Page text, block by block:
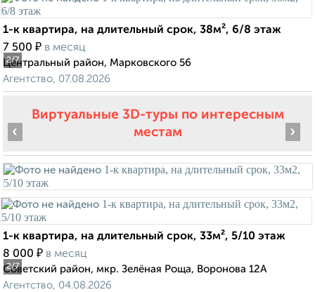
2/7
1-к квартира, на длительный срок, 38м², 6/8 этаж
7 500 ₽ в месяц
Центральный район, Марковского 56
Агентство, 07.08.2026
Виртуальные 3D-туры по интересным
местам
2/7
‹ ›
1-к квартира, на длительный срок, 33м², 5/10 этаж
8 000 ₽ в месяц
Советский район, мкр. Зелёная Роща, Воронова 12А
Агентство, 04.08.2026